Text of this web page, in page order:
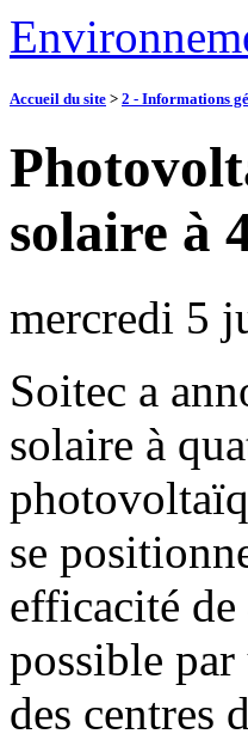
Accueil du site > 2 - Informations
solaire à
mercredi 5
Soitec a
solaire à
se
efficacité de
possible
des centres